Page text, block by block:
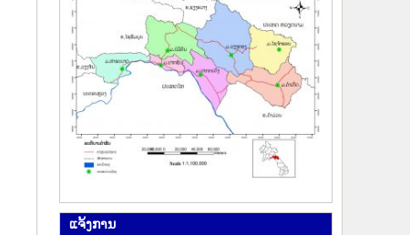
ແຈ້ງ​ການ